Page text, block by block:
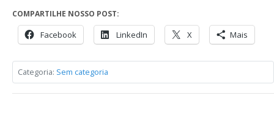
COMPARTILHE NOSSO POST:
Facebook LinkedIn X Mais
Categoria: Sem categoria